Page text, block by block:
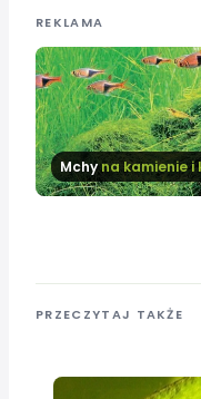
REKLAMA
Mchyna kamienie i
PRZECZYTAJ TAKŻE